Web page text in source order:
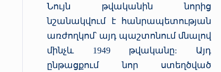
Նույն թվականին նորից
նշանակվում է հանրապետության
առժողկոմ՝ այդ պաշտոնում մնալով
մինչև 1949 թվականը: Այդ
ընթացքում նոր ստեղծված